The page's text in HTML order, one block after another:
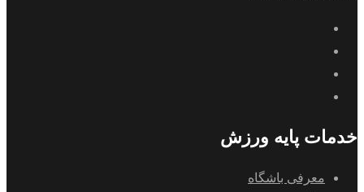
خدمات پایه ورزش
معرفی باشگاه